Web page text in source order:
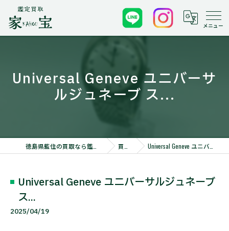
Universal Geneve ユニバーサ
ルジュネーブ ス...
買取実績 Universal Geneve ユニバーサルジュネーブ ス...
Universal Geneve ユニバーサルジュネーブ
ス...
2025/04/19